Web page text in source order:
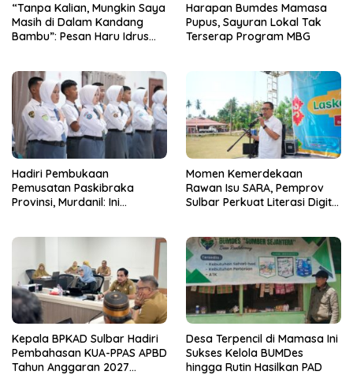
“Tanpa Kalian, Mungkin Saya
Masih di Dalam Kandang
Bambu”: Pesan Haru Idrus
Harapan Bumdes Mamasa
Pupus, Sayuran Lokal Tak
Terserap Program MBG
Hadiri Pembukaan
Pemusatan Paskibraka
Provinsi, Murdanil: Ini
Momen Kemerdekaan
Rawan Isu SARA, Pemprov
Sulbar Perkuat Literasi Digital
Kepala BPKAD Sulbar Hadiri
Pembahasan KUA-PPAS APBD
Tahun Anggaran 2027
Desa Terpencil di Mamasa Ini
Sukses Kelola BUMDes
hingga Rutin Hasilkan PAD